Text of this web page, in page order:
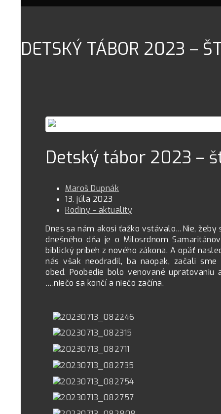
DETSKÝ TÁBOR 2023 –
Detský tábor 2023 –
Maroš Dupnák
13. júla 2023
Rodiny - aktuality
Dnes sa nám akosi ťažko vstávalo…Nie,
dnešného dňa je o Milosrdnom
biblický príbeh z nového zákona. A opäť
nás však neodradil, ba naopak, začali
obed. Poobedie bolo venované
….niečo sa končí a niečo začína.